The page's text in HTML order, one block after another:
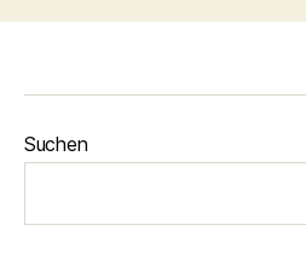
Suchen